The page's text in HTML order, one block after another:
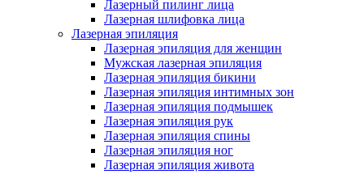
Лазерный пилинг лица
Лазерная шлифовка лица
Лазерная эпиляция
Лазерная эпиляция для женщин
Мужская лазерная эпиляция
Лазерная эпиляция бикини
Лазерная эпиляция интимных зон
Лазерная эпиляция подмышек
Лазерная эпиляция рук
Лазерная эпиляция спины
Лазерная эпиляция ног
Лазерная эпиляция живота